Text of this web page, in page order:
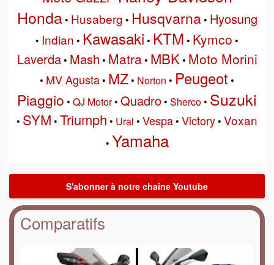
Honda• Husaberg • Husqvarna• Hyosung
• Indian • Kawasaki • KTM • Kymco •
Laverda• Mash • Matra• MBK• Moto Morini
• MV Agusta• MZ• Norton • Peugeot •
Piaggio • QJ Motor• Quadro• Sherco• Suzuki
• SYM • Triumph • Ural • Vespa• Victory• Voxan
• Yamaha
Comparatifs